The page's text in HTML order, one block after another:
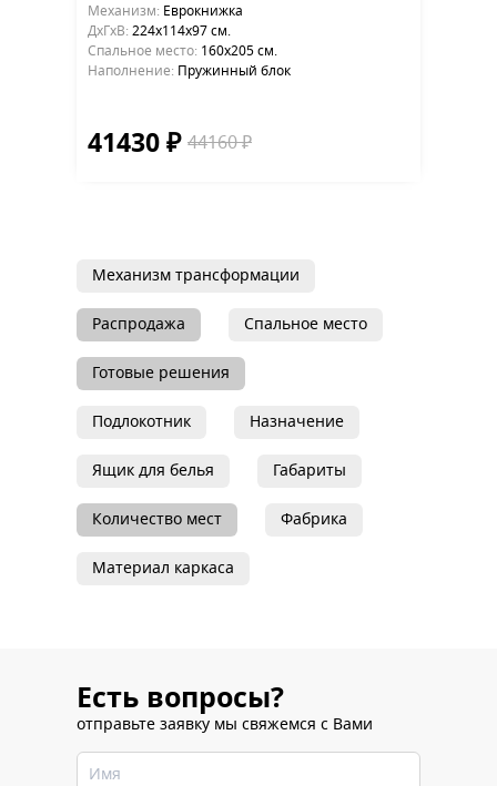
Механизм: Еврокнижка
ДхГхВ: 224х114x97 см.
Cпальное место: 160х205 см.
Наполнение: Пружинный блок
41430 ₽ 44160 ₽
Механизм трансформации
Распродажа Спальное место
Готовые решения
Подлокотник Назначение
Ящик для белья Габариты
Количество мест Фабрика
Материал каркаса
Есть вопросы?
отправьте заявку мы свяжемся с Вами